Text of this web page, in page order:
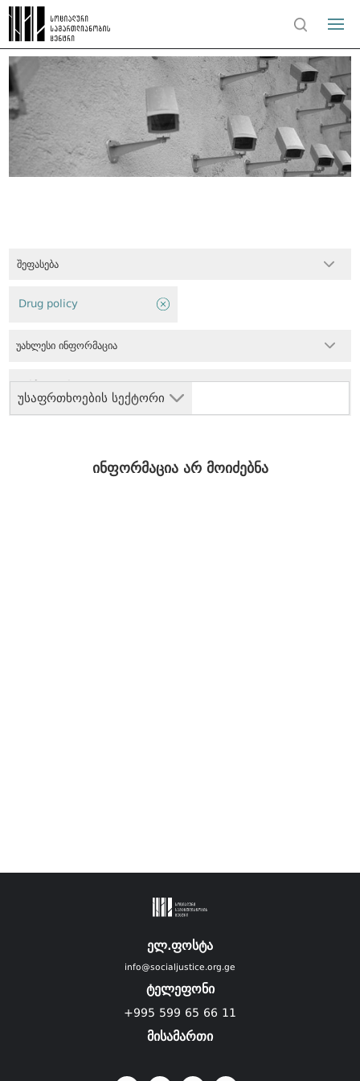
შეფასება
უსაფრთხოების სექტორი
Drug policy
უახლესი ინფორმაცია
ინფორმაცია არ მოიძებნა
ელ.ფოსტა
info@socialjustice.org.ge
ტელეფონი
+995 599 65 66 11
მისამართი